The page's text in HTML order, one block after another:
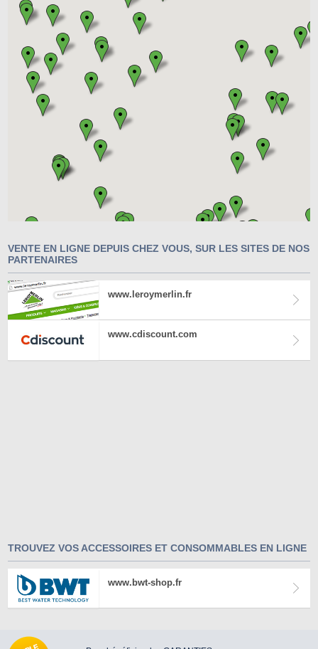
VENTE EN LIGNE DEPUIS CHEZ VOUS, SUR LES SITES DE NOS
PARTENAIRES
www.leroymerlin.fr
www.cdiscount.com
TROUVEZ VOS ACCESSOIRES ET CONSOMMABLES EN LIGNE
www.bwt-shop.fr